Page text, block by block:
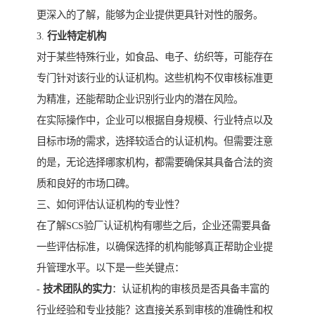
更深入的了解，能够为企业提供更具针对性的服务。
3. 行业特定机构
对于某些特殊行业，如食品、电子、纺织等，可能存在
专门针对该行业的认证机构。这些机构不仅审核标准更
为精准，还能帮助企业识别行业内的潜在风险。
在实际操作中，企业可以根据自身规模、行业特点以及
目标市场的需求，选择较适合的认证机构。但需要注意
的是，无论选择哪家机构，都需要确保其具备合法的资
质和良好的市场口碑。
三、如何评估认证机构的专业性？
在了解SCS验厂认证机构有哪些之后，企业还需要具备
一些评估标准，以确保选择的机构能够真正帮助企业提
升管理水平。以下是一些关键点：
- 技术团队的实力：认证机构的审核员是否具备丰富的
行业经验和专业技能？这直接关系到审核的准确性和权